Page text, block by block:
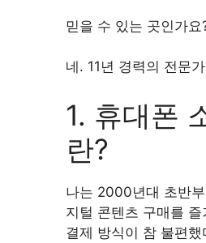
믿을 수 있는 곳인가요
네. 11년 경력의 전문
1. 휴대폰
란?
나는 2000년대 초반
지털 콘텐츠 구매를
결제 방식이 참 불편